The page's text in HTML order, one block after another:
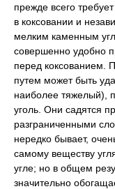
прежде всего
в коксовании и
мелким каменным
совершенно удобно
перед коксованием.
путем может быть
наиболее тяжелый),
уголь. Они садятся
разграниченными
нередко бывает,
самому веществу
угле; но в общем
значительно